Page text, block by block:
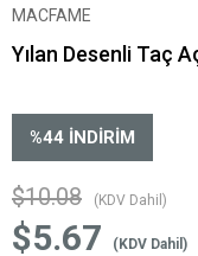
MACFAME
Yılan Desenli Taç
%44 İNDIRIM
$10.08 (KDV Dahil)
$5.67 (KDV Dahil)